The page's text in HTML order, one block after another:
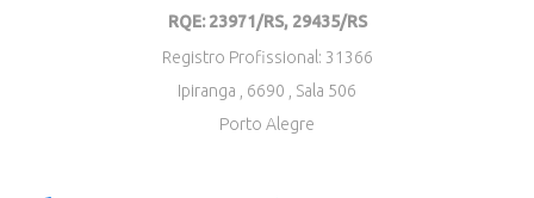
RQE: 23971/RS, 29435/RS
Registro Profissional: 31366
Ipiranga , 6690
, Sala 506
Porto Alegre